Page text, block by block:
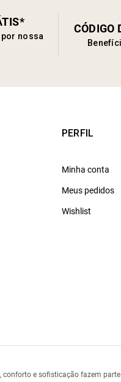
nossa
CÓDIGO
PERFIL
Minha conta
Meus pedidos
Wishlist
conforto e sofisticação fazem parte